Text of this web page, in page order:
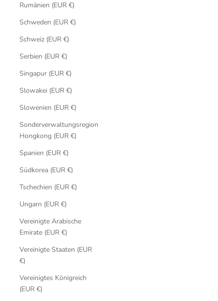
Rumänien (EUR €)
Schweden (EUR €)
Schweiz (EUR €)
Serbien (EUR €)
Singapur (EUR €)
Slowakei (EUR €)
Slowenien (EUR €)
Sonderverwaltungsregion
Hongkong (EUR €)
Spanien (EUR €)
Südkorea (EUR €)
Tschechien (EUR €)
Ungarn (EUR €)
Vereinigte Arabische
Emirate (EUR €)
Vereinigte Staaten (EUR
€)
Vereinigtes Königreich
(EUR €)